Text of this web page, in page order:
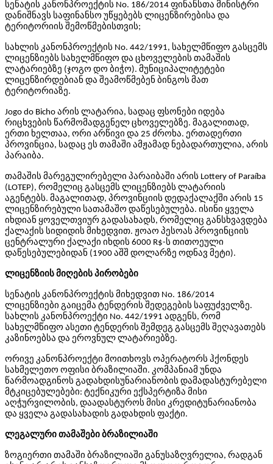
სენატის კანონპროექტის No. 186/2014 ფინანსთა მინისტრი
დანიშნავს საფინანსო უწყებებს ლიცენზირებისა და
ტერიტორიის შემოწმებისთვის;
სახლის კანონპროექტის No. 442/1991, სახელმწიფო გასცემს
ლიცენზიებს სახელმწიფო და ცხოველების თამაშის
ლატარიებზე (ჯოგო დო ბიჭო). მუნიციპალიტეტები
ლიცენზირდებიან და შეამოწმებენ ბინგოს მათ
ტერიტორიაზე.
Jogo do Bicho არის ლატარია, სადაც ფსონები იდება
რიცხვების წარმომადგენელ ცხოველებზე. მაგალითად,
ერთი ხელთაა, ორი არწივი და 25 ძროხა. ერთადერთი
პროვინცია, სადაც ეს თამაში ამჟამად ნებადართულია, არის
პარაიბა.
თამაშის მარეგულირებელი პარაიბაში არის Lottery of Paraíba
(LOTEP), რომელიც გასცემს ლიცენზიებს ლატარიის
აგენტებს. მაგალითად, პროვინციის დედაქალაქში არის 15
ლიცენზირებული სათამაშო დაწესებულება. ისინი ყველა
იხდიან ყოველთვიურ გადასახადს, რომელიც განსხვავდება
ქალაქის სიდიდის მიხედვით. ჟოაო პესოას პროვინციის
ცენტრალური ქალაქი იხდის 6000 R$-ს თითოეული
დაწესებულებიდან (1900 აშშ დოლარზე ოდნავ მეტი).
ლიცენზიის მიღების პირობები
სენატის კანონპროექტის მიხედვით No. 186/2014
ლიცენზიები გაიცემა ტენდერის შედეგების საფუძველზე.
სახლის კანონპროექტი No. 442/1991 ადგენს, რომ
სახელმწიფო ასეთი ტენდერის შემდეგ გასცემს შეღავათებს
კაზინოებსა და ეროვნულ ლატარიებზე.
ორივე კანონპროექტი მოითხოვს ოპერატორს ჰქონდეს
სახმელეთო ოფისი ბრაზილიაში. კომპანიამ უნდა
წარმოადგინოს გადახდისუნარიანობის დამადასტურებელი
მტკიცებულებები: ტექნიკური ექსპერტიზა მისი
აღჭურვილობის, დაადასტუროს მისი კრედიტუნარიანობა
და ყველა გადასახადის გადახდის ფაქტი.
ლეგალური თამაშები ბრაზილიაში
ზოგიერთი თამაში ბრაზილიაში განუსაზღვრელია, რადგან